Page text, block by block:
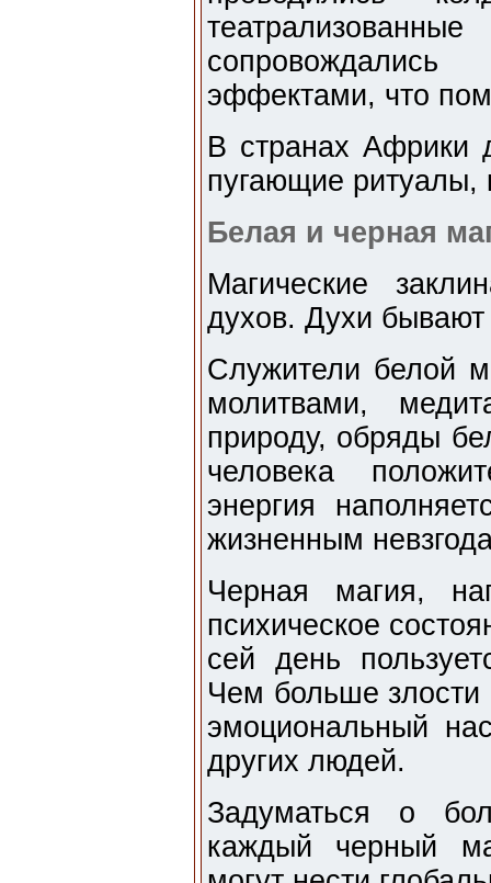
эффектами, что
В странах Африки
пугающие ритуалы,
Белая и черная
Магические
духов. Духи
Служители белой
молитвами,
природу, обряды
человека
энергия
жизненным
Черная магия,
психическое
сей день
Чем больше злости
эмоциональный
других людей.
Задуматься о
каждый черный